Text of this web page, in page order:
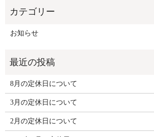
お知らせ
8月の定休日について
3月の定休日について
2月の定休日について